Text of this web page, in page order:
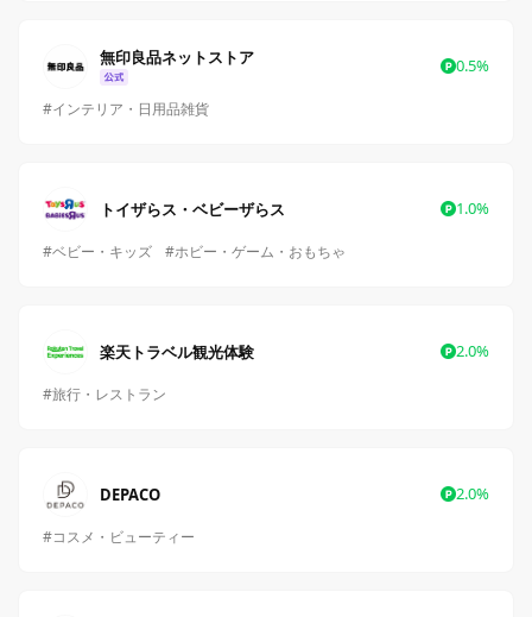
無印良品ネットストア 0.5%
#インテリア・日用品雑貨
トイザらス・ベビーザらス 1.0%
#ベビー・キッズ #ホビー・ゲーム・おもちゃ
楽天トラベル観光体験 2.0%
#旅行・レストラン
DEPACO 2.0%
#コスメ・ビューティー